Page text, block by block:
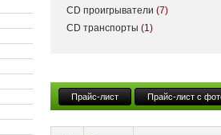
«Честно говоря, я не знаю, что
основатель компании YBA Audio.
системы — воспроизводить музыку
CD проигрыватели (7)
CD транспорты (1)
Прайс-лист Прайс-лист с